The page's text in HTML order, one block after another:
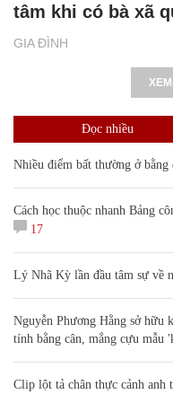
GIA ĐÌNH
tâm khi có bà xã
Đọc nhiều
Nhiều điểm bất thường ở
Cách học thuộc nhanh Bảng
17
Lý Nhã Kỳ lần đầu tâm sự về
Nguyễn Phương Hằng sở hữu
tính bằng cân, mắng cựu mẫu
Clip lột tả chân thực cảnh